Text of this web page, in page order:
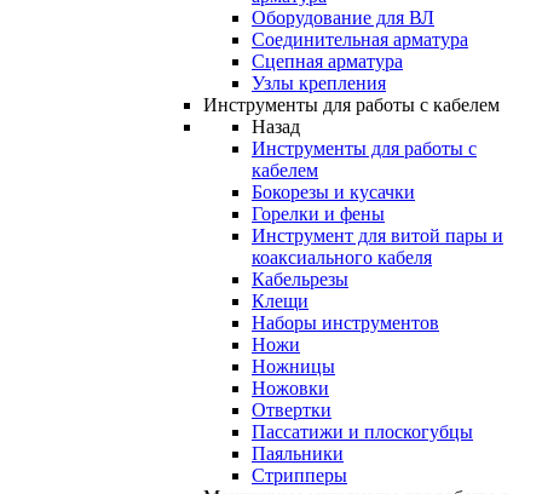
Оборудование для ВЛ
Соединительная арматура
Сцепная арматура
Узлы крепления
Инструменты для работы с кабелем
Назад
Инструменты для работы с
кабелем
Бокорезы и кусачки
Горелки и фены
Инструмент для витой пары и
коаксиального кабеля
Кабельрезы
Клещи
Наборы инструментов
Ножи
Ножницы
Ножовки
Отвертки
Пассатижи и плоскогубцы
Паяльники
Стрипперы